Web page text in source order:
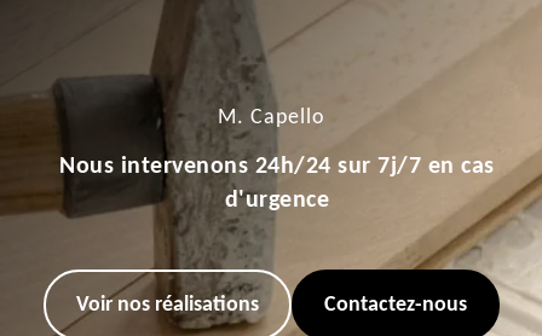
M. Capello
Nous intervenons 24h/24 sur 7j/7 en cas
d'urgence
Voir nos réalisations Contactez-nous